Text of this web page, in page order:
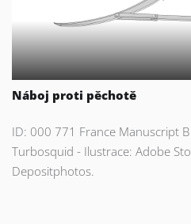
Náboj proti pěchotě
ID: 000 771 France Manuscript
Turbosquid - Ilustrace: Adobe
Depositphotos.